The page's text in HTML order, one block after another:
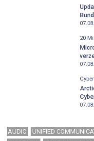
20
AUDIO
UNIFIED